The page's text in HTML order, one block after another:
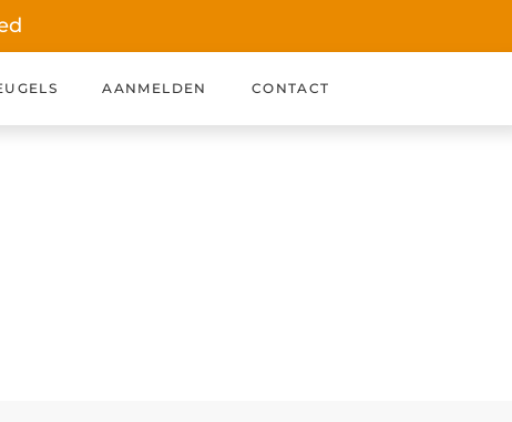
AANMELDEN CONTACT